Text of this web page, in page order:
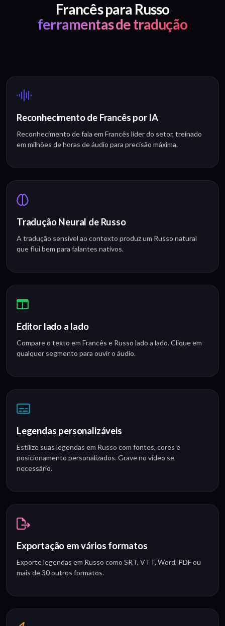
Francês para Russo
ferramentas de tradução
Reconhecimento de Francês por IA
Reconhecimento de fala em Francês líder do setor, treinado
em milhões de horas de áudio para precisão máxima.
Tradução Neural de Russo
A tradução sensível ao contexto produz um Russo natural
que flui bem para falantes nativos.
Editor lado a lado
Compare o texto em Francês e Russo lado a lado. Clique em
qualquer segmento para ouvir o áudio.
Legendas personalizáveis
Estilize suas legendas em Russo com fontes, cores e
posicionamento personalizados. Grave no vídeo se
necessário.
Exportação em vários formatos
Exporte legendas em Russo como SRT, VTT, Word, PDF ou
mais de 30 outros formatos.